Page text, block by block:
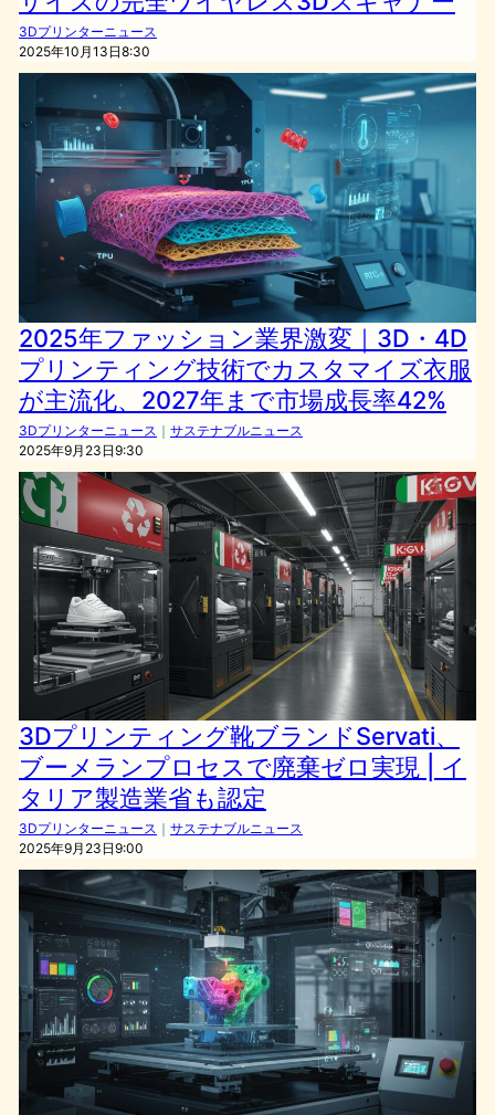
3Dプリンターニュース
2025年10月13日8:30
2025年ファッション業界激変｜3D・4D
プリンティング技術でカスタマイズ衣服
が主流化、2027年まで市場成長率42%
3Dプリンターニュース ｜ サステナブルニュース
2025年9月23日9:30
3Dプリンティング靴ブランドServati、
ブーメランプロセスで廃棄ゼロ実現 | イ
タリア製造業省も認定
3Dプリンターニュース ｜ サステナブルニュース
2025年9月23日9:00